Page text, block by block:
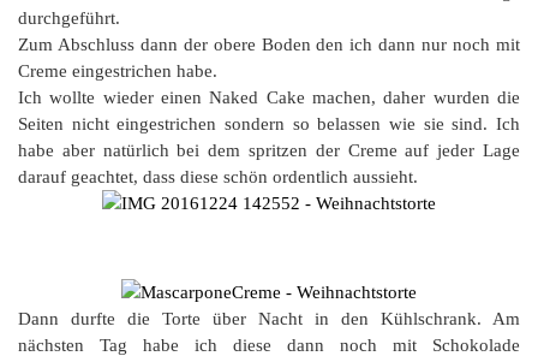
durchgeführt.
Zum Abschluss dann der obere Boden den ich dann nur noch mit
Creme eingestrichen habe.
Ich wollte wieder einen Naked Cake machen, daher wurden die
Seiten nicht eingestrichen sondern so belassen wie sie sind. Ich
habe aber natürlich bei dem spritzen der Creme auf jeder Lage
darauf geachtet, dass diese schön ordentlich aussieht.
Dann durfte die Torte über Nacht in den Kühlschrank. Am
nächsten Tag habe ich diese dann noch mit Schokolade